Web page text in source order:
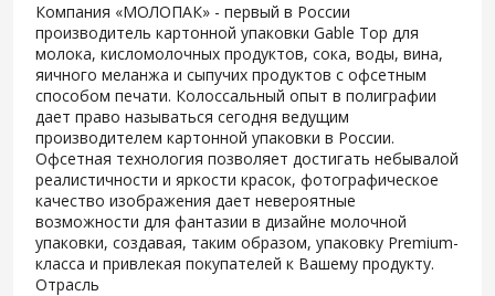
Компания «МОЛОПАК» - первый в России
производитель картонной упаковки Gable Top для
молока, кисломолочных продуктов, сока, воды, вина,
яичного меланжа и сыпучих продуктов с офсетным
способом печати. Колоссальный опыт в полиграфии
дает право называться сегодня ведущим
производителем картонной упаковки в России.
Офсетная технология позволяет достигать небывалой
реалистичности и яркости красок, фотографическое
качество изображения дает невероятные
возможности для фантазии в дизайне молочной
упаковки, создавая, таким образом, упаковку Premium-
класса и привлекая покупателей к Вашему продукту.
Отрасль